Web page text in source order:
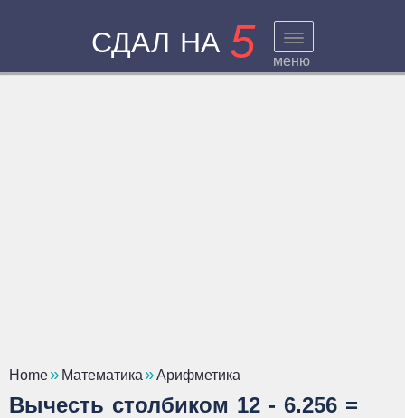
СДАЛ НА 5 меню
Home Математика Арифметика
Вычесть столбиком 12 - 6.256 =